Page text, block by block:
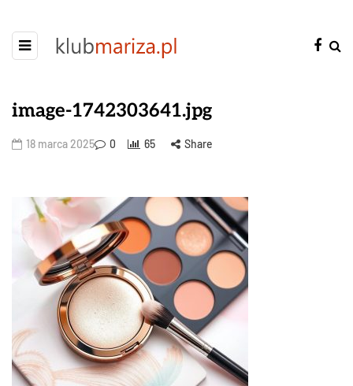
image-1742303641.jpg
18 marca 2025 0 65 Share